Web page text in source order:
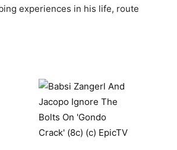
experiences in his life, route